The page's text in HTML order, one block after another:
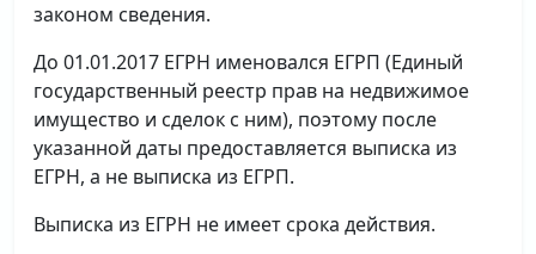
законом сведения.
До 01.01.2017 ЕГРН именовался ЕГРП (Единый
государственный реестр прав на недвижимое
имущество и сделок с ним), поэтому после
указанной даты предоставляется выписка из
ЕГРН, а не выписка из ЕГРП.
Выписка из ЕГРН не имеет срока действия.